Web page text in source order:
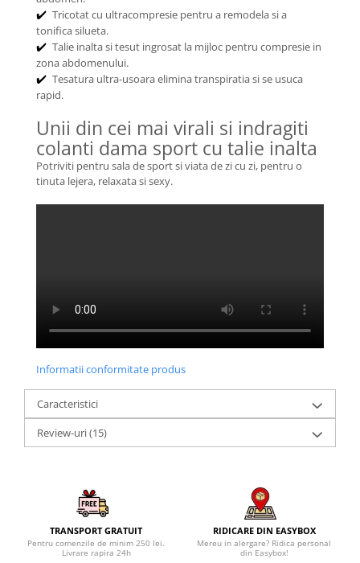
✔️ Tricotat cu ultracompresie pentru a remodela si a
tonifica silueta.
✔️ Talie inalta si tesut ingrosat la mijloc pentru compresie in
zona abdomenului.
✔️ Tesatura ultra-usoara elimina transpiratia si se usuca
rapid.
Unii din cei mai virali si indragiti
colanti dama sport cu talie inalta
Potriviti pentru sala de sport si viata de zi cu zi, pentru o
tinuta lejera, relaxata si sexy.
Informatii conformitate produs
Caracteristici
Review-uri(15)
TRANSPORT GRATUIT
Pentru comenzile de minim 250 lei.
Livrare rapira 24h
RIDICARE DIN EASYBOX
Mereu in alergare? Ridica personal
din Easybox!